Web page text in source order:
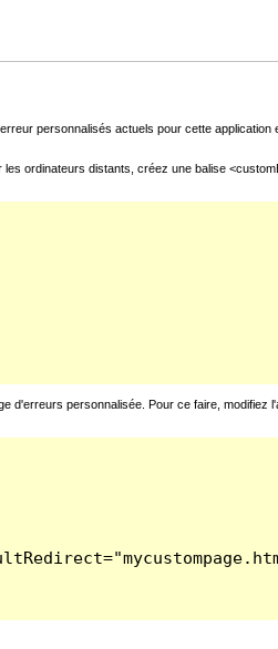
personnalisés actuels pour cette
ordinateurs distants, créez une balise
d'erreurs personnalisée. Pour ce faire,